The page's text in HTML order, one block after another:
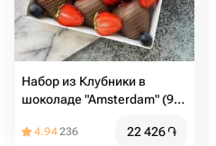
Набор из Клубники в
шоколаде "Amsterdam" (9-
4.94236 22 426֏